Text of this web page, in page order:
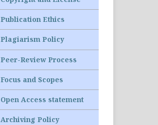
Publication Ethics
Plagiarism Policy
Peer-Review Process
Focus and Scopes
Open Access statement
Archiving Policy